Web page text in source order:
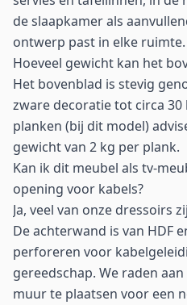
de slaapkamer als
ontwerp past in elke ruimte.
Hoeveel gewicht kan het
Het bovenblad is stevig
zware decoratie tot circa
planken (bij dit model)
gewicht van 2 kg per plank.
Kan ik dit meubel als tv-
opening voor kabels?
Ja, veel van onze dressoirs
De achterwand is van HDF
perforeren voor
gereedschap. We raden
muur te plaatsen voor een